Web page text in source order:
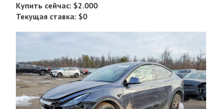
Купить сейчас: $2.000
Текущая ставка: $0